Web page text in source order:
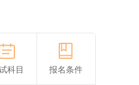
科目 报名条件